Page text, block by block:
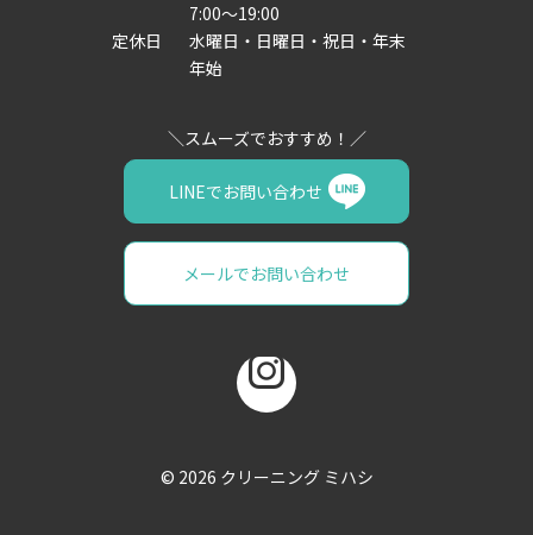
7:00～19:00
定休日
水曜日・日曜日・祝日・年末
年始
メールでお問い合わせ
LINEでお問い合わせ
© 2026 クリーニング ミハシ